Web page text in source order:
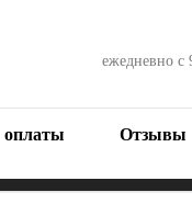
ежедневнос
Отзывы